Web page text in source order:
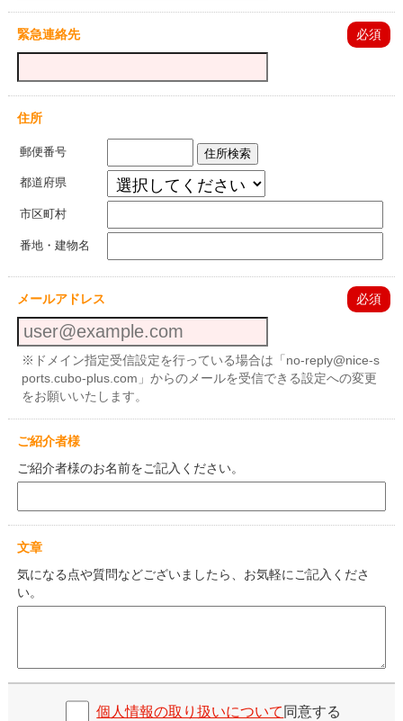
緊急連絡先 必須
住所
郵便番号 住所検索
都道府県
市区町村
番地・建物名
メールアドレス 必須
※ドメイン指定受信設定を行っている場合は「no-reply@nice-s
ports.cubo-plus.com」からのメールを受信できる設定への変更
をお願いいたします。
ご紹介者様
ご紹介者様のお名前をご記入ください。
文章
気になる点や質問などございましたら、お気軽にご記入くださ
い。
個人情報の取り扱いについて 同意する